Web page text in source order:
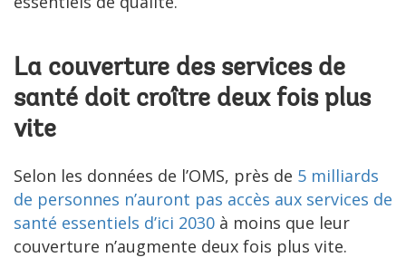
La couverture des services de
santé doit croître deux fois plus
vite
Selon les données de l’OMS, près de 5 milliards
de personnes n’auront pas accès aux services de
santé essentiels d’ici 2030 à moins que leur
couverture n’augmente deux fois plus vite.